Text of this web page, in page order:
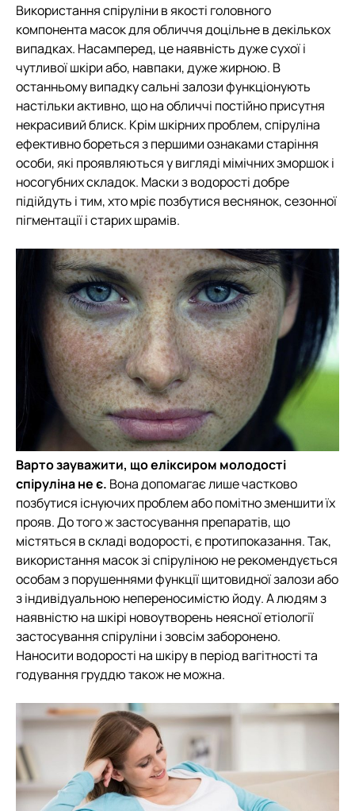
Використання спіруліни в якості головного
компонента масок для обличчя доцільне в декількох
випадках. Насамперед, це наявність дуже сухої і
чутливої шкіри або, навпаки, дуже жирною. В
останньому випадку сальні залози функціонують
настільки активно, що на обличчі постійно присутня
некрасивий блиск. Крім шкірних проблем, спіруліна
ефективно бореться з першими ознаками старіння
особи, які проявляються у вигляді мімічних зморшок і
носогубних складок. Маски з водорості добре
підійдуть і тим, хто мріє позбутися веснянок, сезонної
пігментації і старих шрамів.
Варто зауважити, що еліксиром молодості
спіруліна не є. Вона допомагає лише частково
позбутися існуючих проблем або помітно зменшити їх
прояв. До того ж застосування препаратів, що
містяться в складі водорості, є протипоказання. Так,
використання масок зі спіруліною не рекомендується
особам з порушеннями функції щитовидної залози або
з індивідуальною непереносимістю йоду. А людям з
наявністю на шкірі новоутворень неясної етіології
застосування спіруліни і зовсім заборонено.
Наносити водорості на шкіру в період вагітності та
годування груддю також не можна.